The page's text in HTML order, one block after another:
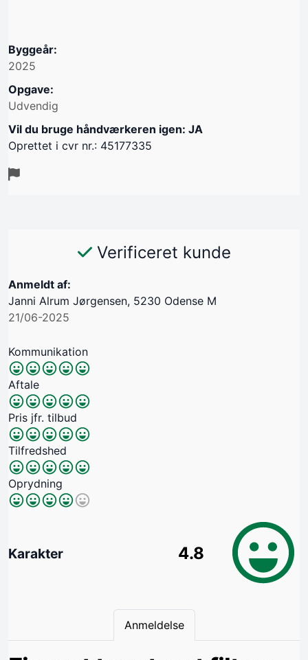
Byggeår:
2025
Opgave:
Udvendig
Vil du bruge håndværkeren igen: JA
Oprettet i cvr nr.: 45177335
Verificeret kunde
Anmeldt af:
Janni Alrum Jørgensen, 5230 Odense M
21/06-2025
Kommunikation
Aftale
Pris jfr. tilbud
Tilfredshed
Oprydning
Karakter 4.8
Anmeldelse